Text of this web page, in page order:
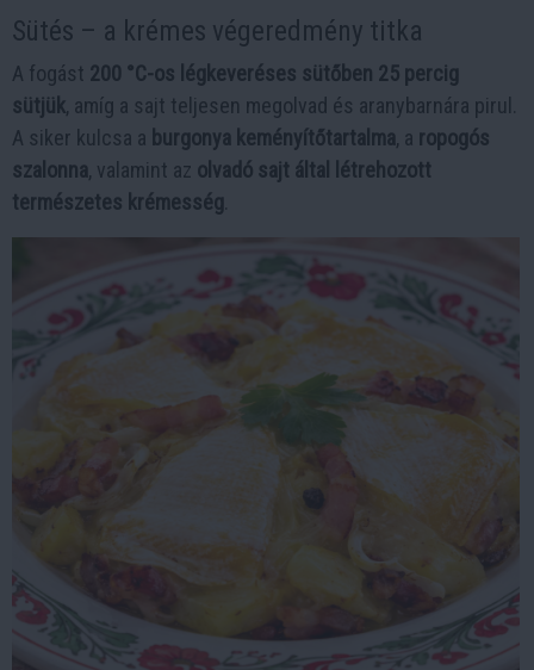
Sütés – a krémes végeredmény titka
A fogást 200 °C-os légkeveréses sütőben 25 percig
sütjük, amíg a sajt teljesen megolvad és aranybarnára pirul.
A siker kulcsa a burgonya keményítőtartalma, a ropogós
szalonna, valamint az olvadó sajt által létrehozott
természetes krémesség